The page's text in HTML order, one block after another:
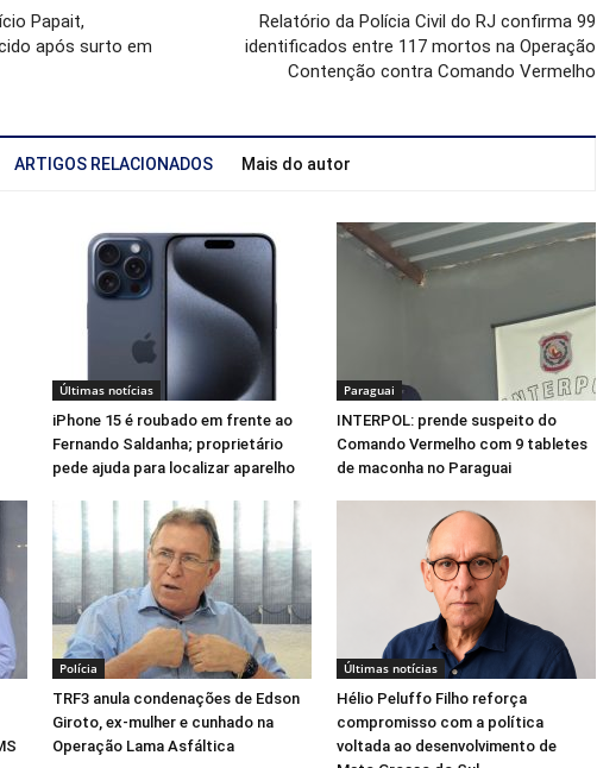
Papait,
após surto em
Relatório da Polícia Civil do RJ confirma 99
identificados entre 117 mortos na Operação
Contenção contra Comando Vermelho
ARTIGOS RELACIONADOS Mais do autor
Últimas notícias
iPhone 15 é roubado em frente ao
Fernando Saldanha; proprietário
pede ajuda para localizar aparelho
Paraguai
INTERPOL: prende suspeito do
Comando Vermelho com 9 tabletes
de maconha no Paraguai
Polícia
TRF3 anula condenações de Edson
Giroto, ex-mulher e cunhado na
Operação Lama Asfáltica
Últimas notícias
Hélio Peluffo Filho reforça
compromisso com a política
voltada ao desenvolvimento de